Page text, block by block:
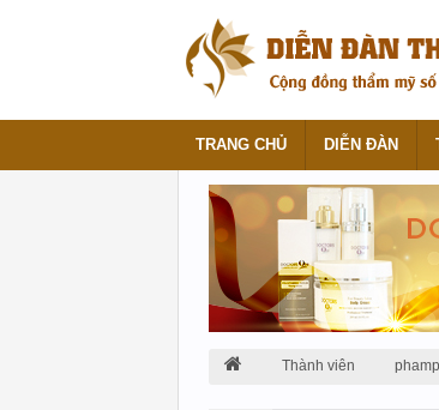
Thành viên
TRANG CHỦ DIỄN ĐÀN